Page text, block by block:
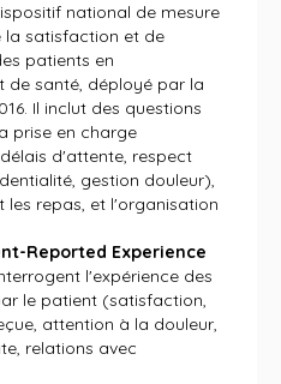
national de mesure
la satisfaction et de
patients en
de santé, déployé par la
Il inclut des questions
prise en charge
d'attente, respect
gestion douleur),
les repas, et l'organisation
Reported Experience
l'expérience des
le patient (satisfaction,
attention à la douleur,
relations avec